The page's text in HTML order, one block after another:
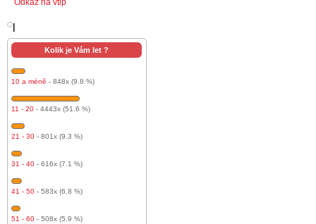
Odkaz na vtip
Kolik je Vám let ?
10 a méně - 848x (9.8 %)
11 - 20 - 4443x (51.6 %)
21 - 30 - 801x (9.3 %)
31 - 40 - 616x (7.1 %)
41 - 50 - 583x (6.8 %)
51 - 60 - 508x (5.9 %)